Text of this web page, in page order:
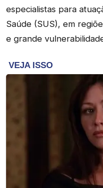
especialistas para
Saúde (SUS), em
e grande